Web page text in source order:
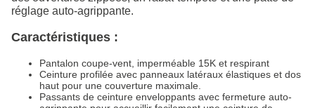
réglage auto-agrippante.
Caractéristiques :
Pantalon coupe-vent, imperméable 15K et respirant
Ceinture profilée avec panneaux latéraux élastiques et dos
haut pour une couverture maximale.
Passants de ceinture enveloppants avec fermeture auto-